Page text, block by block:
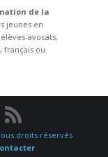
de la
jeunes en
avocats,
français ou
droits réservés